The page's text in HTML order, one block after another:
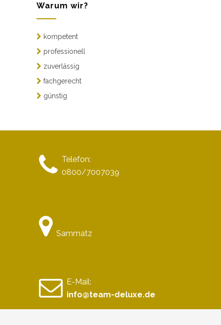
Warum wir?
kompetent
professionell
zuverlässig
fachgerecht
günstig
Telefon:
0800/7007039
Sammatz
E-Mail:
info@team-deluxe.de